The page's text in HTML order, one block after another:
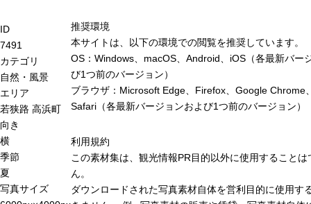
ID
7491
カテゴリ
自然・風景
エリア
若狭路 高浜町
向き
横
季節
夏
写真サイズ
推奨環境
本サイトは、以下の環境での閲覧を推奨しています。
OS：Windows、macOS、Android、iOS（各最新バー
び1つ前のバージョン）
ブラウザ：Microsoft Edge、Firefox、Google Chrome
Safari（各最新バージョンおよび1つ前のバージョン）
利用規約
この素材集は、観光情報PR目的以外に使用することは
ん。
ダウンロードされた写真素材自体を営利目的に使用す